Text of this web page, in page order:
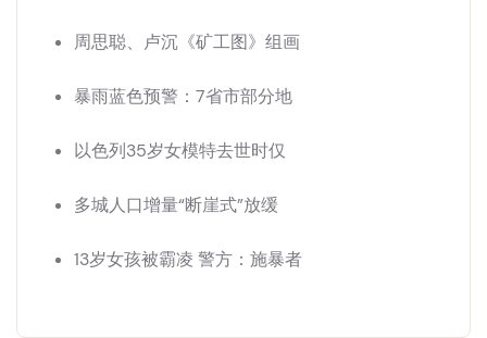
周思聪、卢沉《矿工图》组画
暴雨蓝色预警：7省市部分地
以色列35岁女模特去世时仅
多城人口增量“断崖式”放缓
13岁女孩被霸凌 警方：施暴者